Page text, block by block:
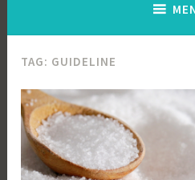
TAG: GUIDELINE